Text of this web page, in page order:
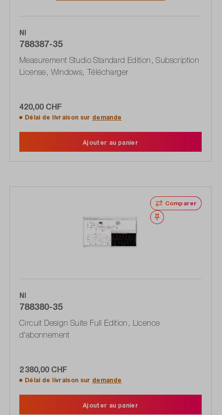
NI
788387-35
Measurement Studio Standard Edition, Subscription
License, Windows, Télécharger
420,00 CHF
Délai de livraison sur demande
Ajouter au panier
Comparer
Noter
NI
788380-35
Circuit Design Suite Full Edition, Licence
d'abonnement
2 380,00 CHF
Délai de livraison sur demande
Ajouter au panier